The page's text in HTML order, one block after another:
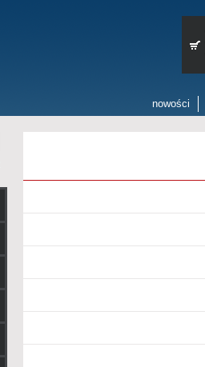
nowości